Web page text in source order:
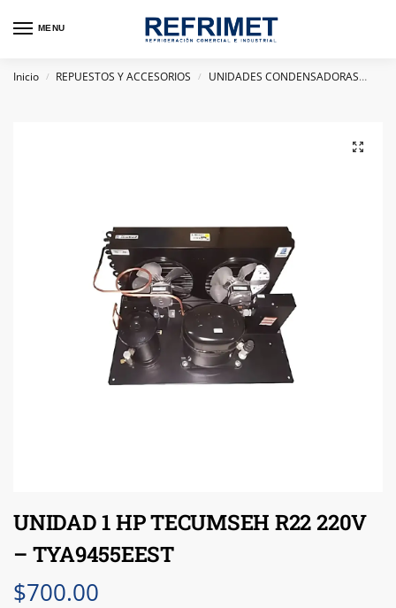
MENU
Inicio / REPUESTOS Y ACCESORIOS / UNIDADES CONDENSADORAS
UNIDAD 1 HP TECUMSEH R22 220V
– TYA9455EEST
$700.00